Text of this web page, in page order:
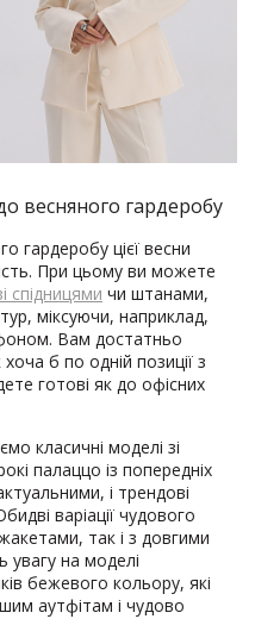
весняного гардеробу
гардеробу цієї весни
При цьому ви можете
спідницями чи штанами,
міксуючи, наприклад,
Вам достатньо
б по одній позиції з
готові як до офісних
класичні моделі зі
палаццо із попередніх
і трендові
варіації чудового
так і з довгими
увагу на моделі
бежевого кольору, які
аутфітам і чудово